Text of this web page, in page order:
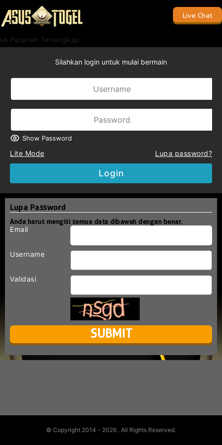
Live Chat
Pasaran Terlengkap
Silahkan login untuk mulai bermain
Show Password
Lite Mode Lupa password?
Login
Lupa Password
Anda harus mengisi semua data dibawah dengan benar.
Email
Username
Validasi
© Copyright 2014 - 2026 . All Rights Reserved.